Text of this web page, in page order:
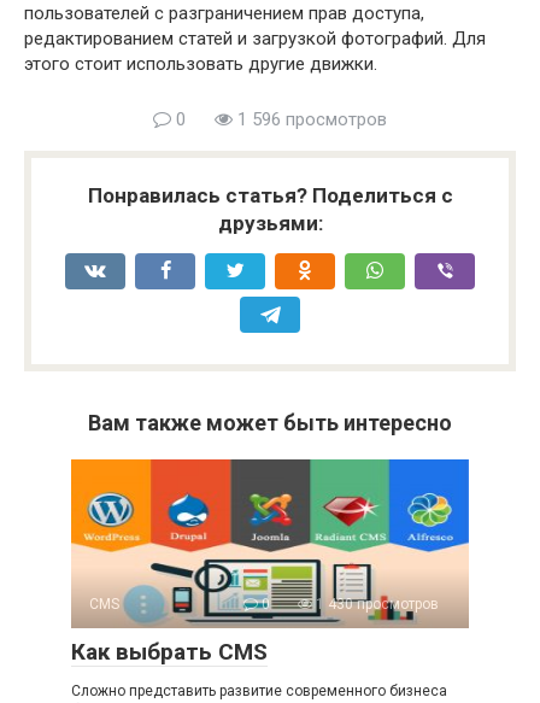
пользователей с разграничением прав доступа,
редактированием статей и загрузкой фотографий. Для
этого стоит использовать другие движки.
0 1 596 просмотров
Понравилась статья? Поделиться с
друзьями:
Вам также может быть интересно
CMS 0 1 430 просмотров
Как выбрать CMS
Сложно представить развитие современного бизнеса